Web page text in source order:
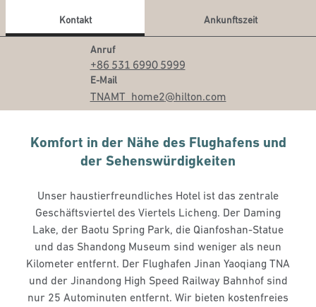
Kontakt
Ankunftszeit
Anruf
Telefon
+86 531 6990 5999
E-Mail
Email
TNAMT_home2@hilton.com
Komfort in der Nähe des Flughafens und
der Sehenswürdigkeiten
Unser haustierfreundliches Hotel ist das zentrale
Geschäftsviertel des Viertels Licheng. Der Daming
Lake, der Baotu Spring Park, die Qianfoshan-Statue
und das Shandong Museum sind weniger als neun
Kilometer entfernt. Der Flughafen Jinan Yaoqiang TNA
und der Jinandong High Speed Railway Bahnhof sind
nur 25 Autominuten entfernt. Wir bieten kostenfreies